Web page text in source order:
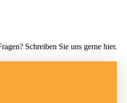
Schreiben Sie uns gerne hier.